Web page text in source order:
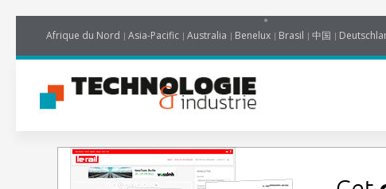
Afrique du Nord Asia-Pacific Australia Benelux Brasil 中国